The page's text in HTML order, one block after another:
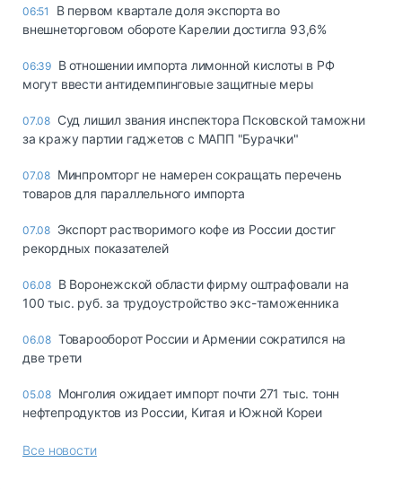
06:51
В первом квартале доля экспорта во
внешнеторговом обороте Карелии достигла 93,6%
06:39 В отношении импорта лимонной кислоты в РФ
могут ввести антидемпинговые защитные меры
07.08 Суд лишил звания инспектора Псковской таможни
за кражу партии гаджетов с МАПП "Бурачки"
07.08 Минпромторг не намерен сокращать перечень
товаров для параллельного импорта
07.08 Экспорт растворимого кофе из России достиг
рекордных показателей
06.08 В Воронежской области фирму оштрафовали на
100 тыс. руб. за трудоустройство экс-таможенника
06.08 Товарооборот России и Армении сократился на
две трети
05.08 Монголия ожидает импорт почти 271 тыс. тонн
нефтепродуктов из России, Китая и Южной Кореи
Все новости